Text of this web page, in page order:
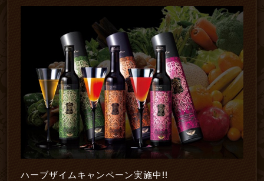
ハーブザイムキャンペーン実施中!!